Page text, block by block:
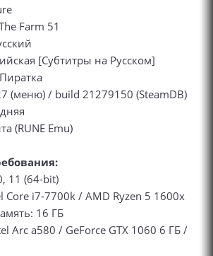
Farm 51
[Субтитры на Русском]
Пиратка
(меню) / build 21279150 (SteamDB)
(RUNE Emu)
11 (64-bit)
Core i7-7700k / AMD Ryzen 5 1600x
16 ГБ
Arc a580 / GeForce GTX 1060 6 ГБ /